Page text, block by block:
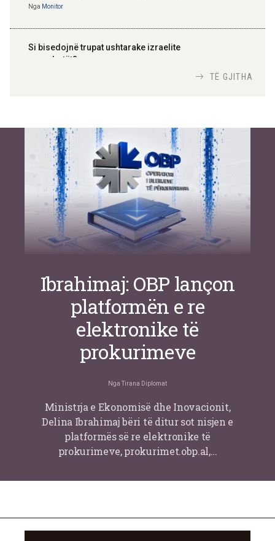
Nga Monitor
Si bisedojnë trupat ushtarake izraelite
me robotët?
inteligjente izraelite
Or Shalom
TË GJITHA
Ibrahimaj: OBP lançon
platformën e re
elektronike të
prokurimeve
Nga Tirana Diplomat
Ministrja e Ekonomisë dhe Inovacionit,
Delina Ibrahimaj bëri të ditur sot nisjen e
platformës së re elektronike të
prokurimeve, prokurimet.obp.al,…